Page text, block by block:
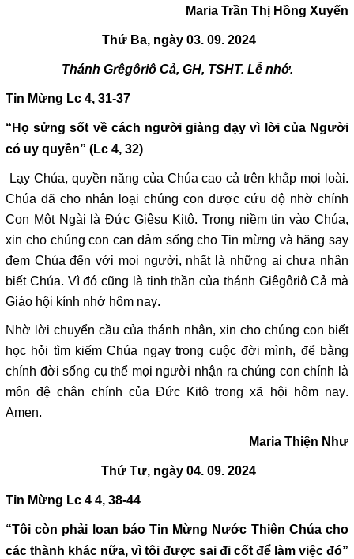
Maria Trần Thị Hồng Xuyến
Thứ Ba, ngày 03. 09. 2024
Thánh Grêgôriô Cả, GH, TSHT. Lễ nhớ.
Tin Mừng Lc 4, 31-37
“Họ sửng sốt về cách người giảng dạy vì lời của Người
có uy quyền” (Lc 4, 32)
Lạy Chúa, quyền năng của Chúa cao cả trên khắp mọi loài.
Chúa đã cho nhân loại chúng con được cứu độ nhờ chính
Con Một Ngài là Đức Giêsu Kitô. Trong niềm tin vào Chúa,
xin cho chúng con can đảm sống cho Tin mừng và hăng say
đem Chúa đến với mọi người, nhất là những ai chưa nhận
biết Chúa. Vì đó cũng là tinh thần của thánh Giêgôriô Cả mà
Giáo hội kính nhớ hôm nay.
Nhờ lời chuyển cầu của thánh nhân, xin cho chúng con biết
học hỏi tìm kiếm Chúa ngay trong cuộc đời mình, để bằng
chính đời sống cụ thể mọi người nhận ra chúng con chính là
môn đệ chân chính của Đức Kitô trong xã hội hôm nay.
Amen.
Maria Thiện Như
Thứ Tư, ngày 04. 09. 2024
Tin Mừng Lc 4 4, 38-44
“Tôi còn phải loan báo Tin Mừng Nước Thiên Chúa cho
các thành khác nữa, vì tôi được sai đi cốt để làm việc đó”